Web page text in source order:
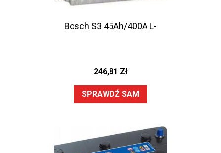
Bosch S3 45Ah/400A L-
246,81 Zł
SPRAWDŹ SAM